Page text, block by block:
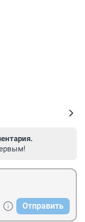
Отправить